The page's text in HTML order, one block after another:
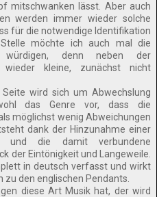
mitschwanken lässt. Aber auch
werden immer wieder solche
für die notwendige Identifikation
möchte ich auch mal die
würdigen, denn neben der
wieder kleine, zunächst nicht
wird sich um Abwechslung
das Genre vor, dass die
möglichst wenig Abweichungen
dank der Hinzunahme einer
und die damit verbundene
der Eintönigkeit und Langeweile.
in deutsch verfasst und wirkt
den englischen Pendants.
diese Art Musik hat, der wird